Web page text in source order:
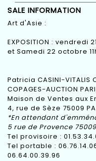
SALE INFORMATION
Art d'Asie :
EXPOSITION : vendredi
et Samedi 22 octobre
Patricia CASINI-
COPAGES-AUCTION
Maison de Ventes aux
4, rue de Sèze 75009
*En attendant
5 rue de Provence
Tel provisoire :
Tel portable :
06.64.00.39.96